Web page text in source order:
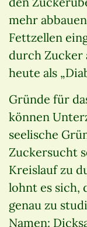
mehr
Fettzellen
durch Zucker
heute als
Gründe für
können
seelische
Zuckersucht
Kreislauf zu
lohnt es sich,
genau zu
Namen: